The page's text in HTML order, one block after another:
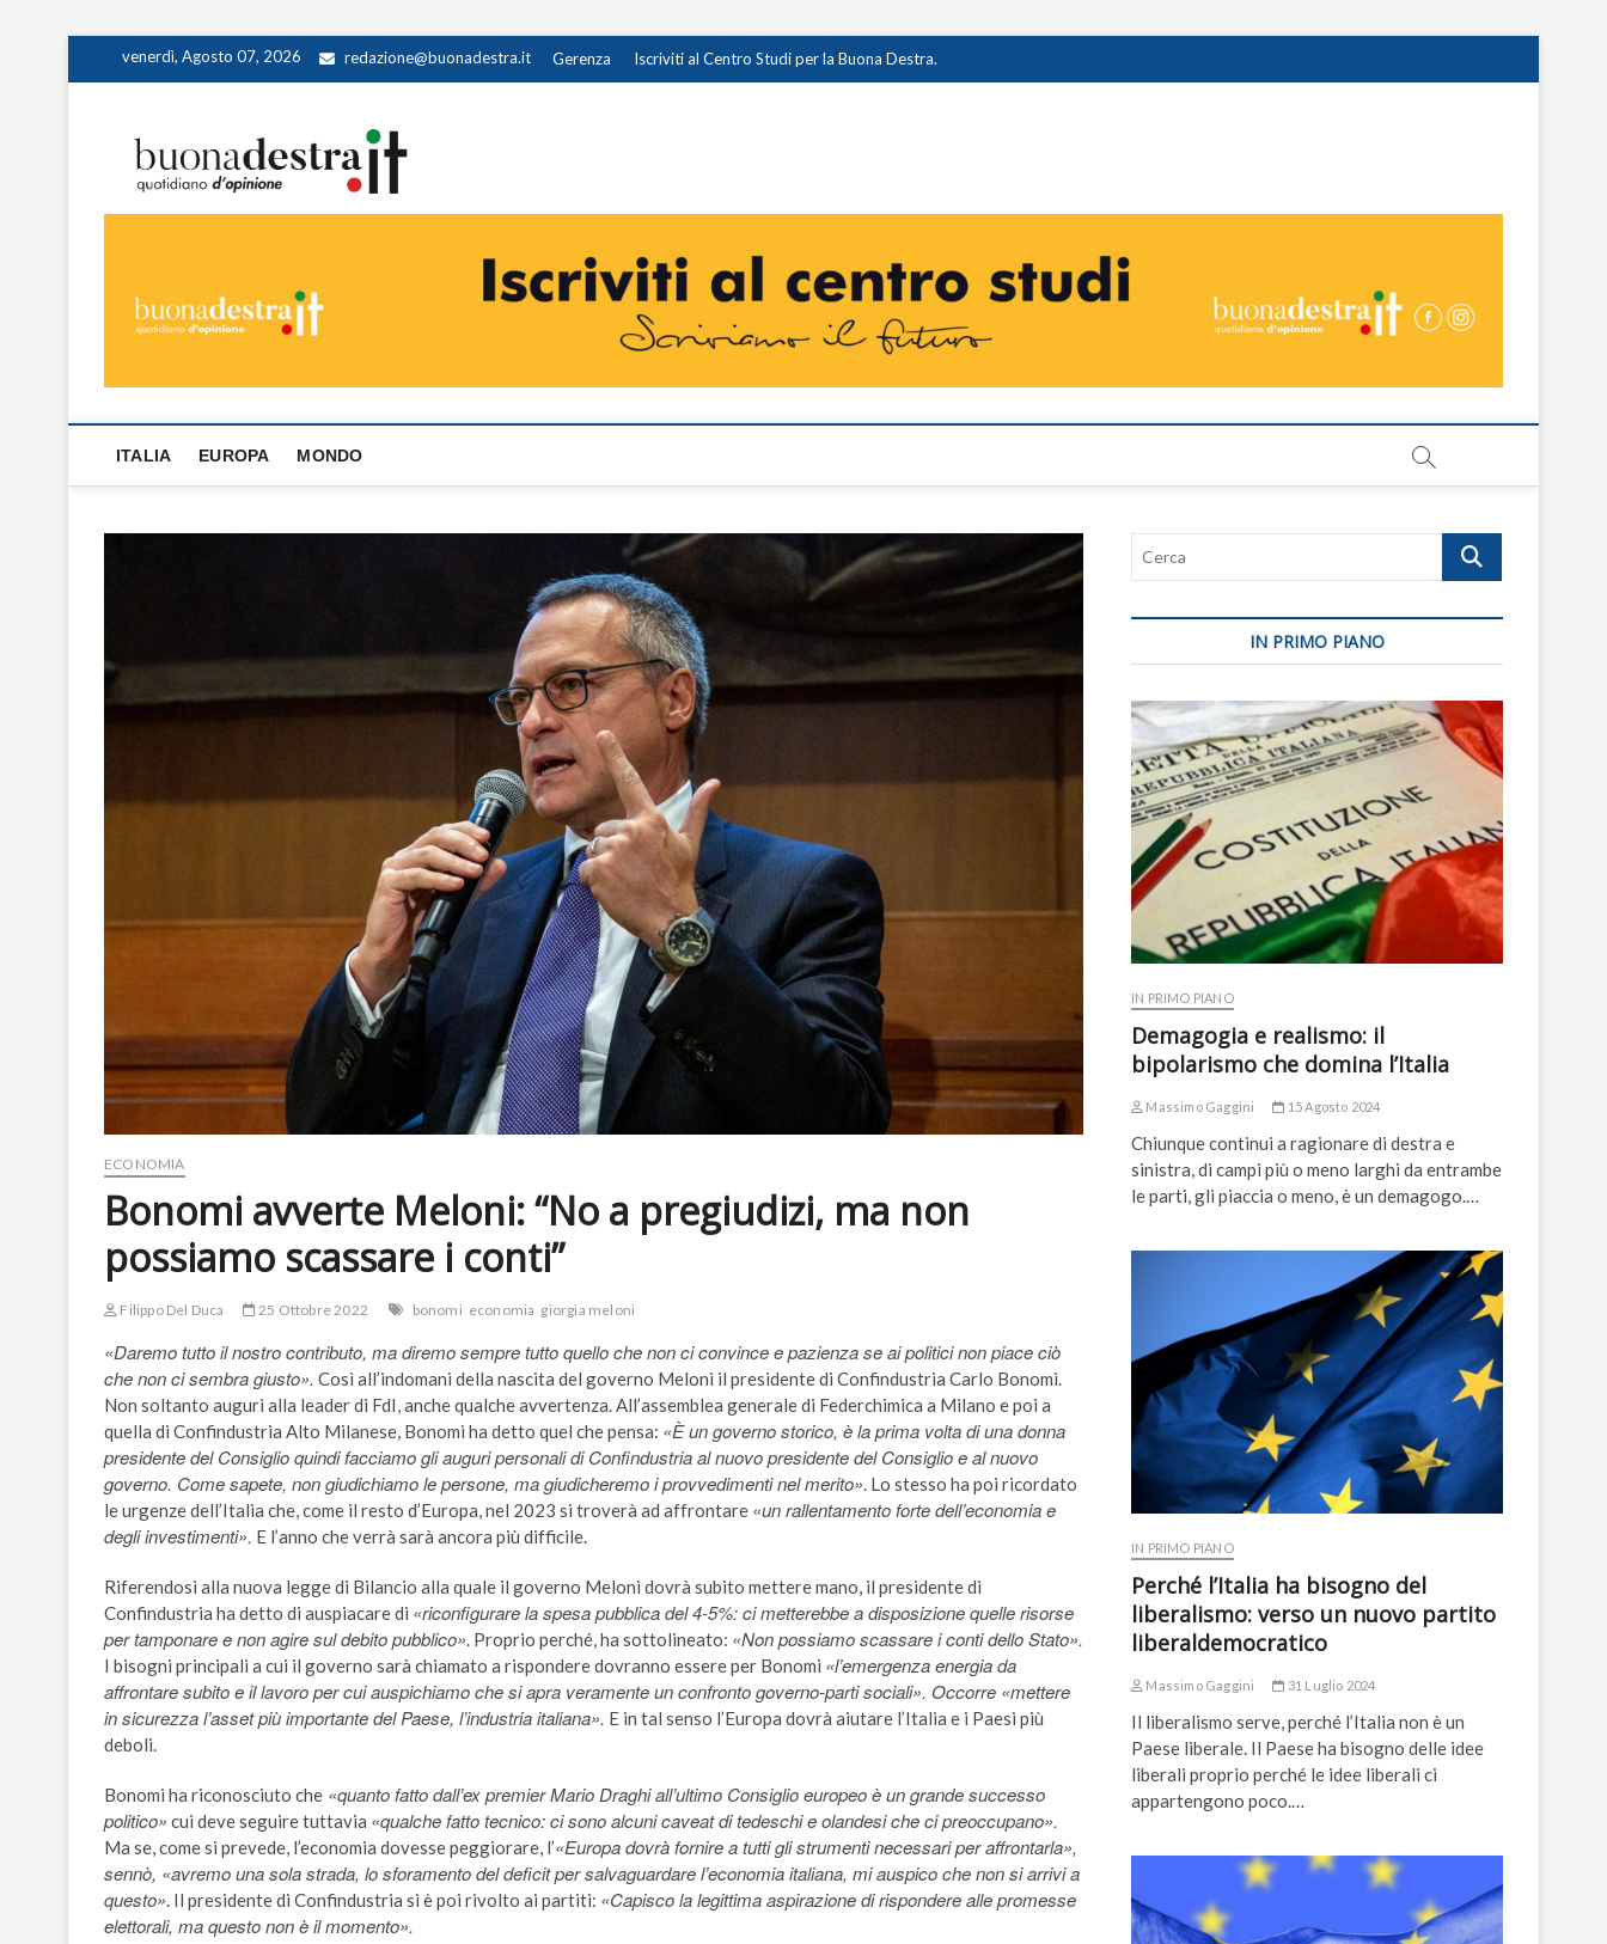
venerdì, Agosto 07, 2026 redazione@buonadestra.it Gerenza Iscriviti al Centro Studi per la Buona Destra.
ITALIA EUROPA MONDO
ECONOMIA
Bonomi avverte Meloni: “No a pregiudizi, ma non
possiamo scassare i conti”
Filippo Del Duca 25 Ottobre 2022 bonomi economia giorgia meloni
«Daremo tutto il nostro contributo, ma diremo sempre tutto quello che non ci convince e pazienza se ai politici non piace ciò
che non ci sembra giusto». Così all’indomani della nascita del governo Meloni il presidente di Confindustria Carlo Bonomi.
Non soltanto auguri alla leader di FdI, anche qualche avvertenza. All’assemblea generale di Federchimica a Milano e poi a
quella di Confindustria Alto Milanese, Bonomi ha detto quel che pensa: «È un governo storico, è la prima volta di una donna
presidente del Consiglio quindi facciamo gli auguri personali di Confindustria al nuovo presidente del Consiglio e al nuovo
governo. Come sapete, non giudichiamo le persone, ma giudicheremo i provvedimenti nel merito». Lo stesso ha poi ricordato
le urgenze dell’Italia che, come il resto d’Europa, nel 2023 si troverà ad affrontare «un rallentamento forte dell’economia e
degli investimenti». E l’anno che verrà sarà ancora più difficile.
Riferendosi alla nuova legge di Bilancio alla quale il governo Meloni dovrà subito mettere mano, il presidente di
Confindustria ha detto di auspiacare di «riconfigurare la spesa pubblica del 4-5%: ci metterebbe a disposizione quelle risorse
per tamponare e non agire sul debito pubblico». Proprio perché, ha sottolineato: «Non possiamo scassare i conti dello Stato».
I bisogni principali a cui il governo sarà chiamato a rispondere dovranno essere per Bonomi «l’emergenza energia da
affrontare subito e il lavoro per cui auspichiamo che si apra veramente un confronto governo-parti sociali». Occorre «mettere
in sicurezza l’asset più importante del Paese, l’industria italiana». E in tal senso l’Europa dovrà aiutare l’Italia e i Paesi più
deboli.
Bonomi ha riconosciuto che «quanto fatto dall’ex premier Mario Draghi all’ultimo Consiglio europeo è un grande successo
politico» cui deve seguire tuttavia «qualche fatto tecnico: ci sono alcuni caveat di tedeschi e olandesi che ci preoccupano».
Ma se, come si prevede, l’economia dovesse peggiorare, l’«Europa dovrà fornire a tutti gli strumenti necessari per affrontarla»,
sennò, «avremo una sola strada, lo sforamento del deficit per salvaguardare l’economia italiana, mi auspico che non si arrivi a
questo». Il presidente di Confindustria si è poi rivolto ai partiti: «Capisco la legittima aspirazione di rispondere alle promesse
elettorali, ma questo non è il momento».
Cerca
IN PRIMO PIANO
IN PRIMO PIANO
Demagogia e realismo: il
bipolarismo che domina l’Italia
Massimo Gaggini 15 Agosto 2024
Chiunque continui a ragionare di destra e
sinistra, di campi più o meno larghi da entrambe
le parti, gli piaccia o meno, è un demagogo.…
IN PRIMO PIANO
Perché l’Italia ha bisogno del
liberalismo: verso un nuovo partito
liberaldemocratico
Massimo Gaggini 31 Luglio 2024
Il liberalismo serve, perché l’Italia non è un
Paese liberale. Il Paese ha bisogno delle idee
liberali proprio perché le idee liberali ci
appartengono poco.…